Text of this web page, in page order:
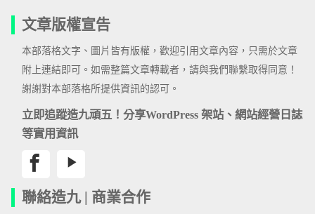
文章版權宣告
本部落格文字、圖片皆有版權，歡迎引用文章內容，只需於文章
附上連結即可。如需整篇文章轉載者，請與我們聯繫取得同意！
謝謝對本部落格所提供資訊的認可。
立即追蹤造九頑五！分享WordPress 架站、網站經營日誌
等實用資訊
聯絡造九 | 商業合作